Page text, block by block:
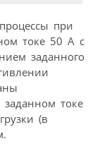
при
токе 50 А с
заданного
токе
(в